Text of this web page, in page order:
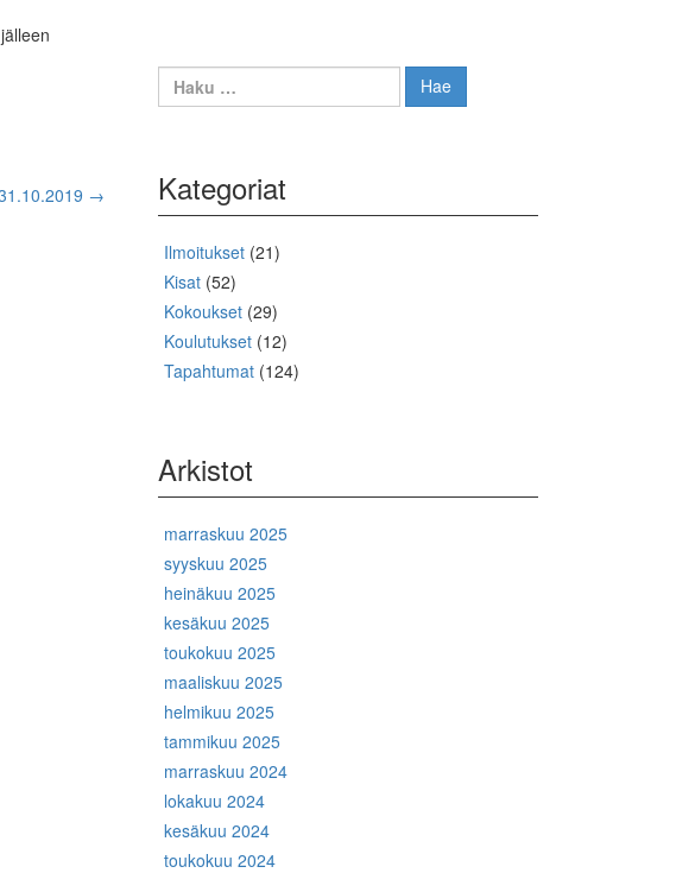
→
Haku:
Kategoriat
Ilmoitukset (21)
Kisat (52)
Kokoukset (29)
Koulutukset (12)
Tapahtumat (124)
Arkistot
marraskuu 2025
syyskuu 2025
heinäkuu 2025
kesäkuu 2025
toukokuu 2025
maaliskuu 2025
helmikuu 2025
tammikuu 2025
marraskuu 2024
lokakuu 2024
kesäkuu 2024
toukokuu 2024